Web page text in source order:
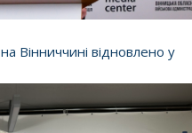
Вінниччині відновлено у